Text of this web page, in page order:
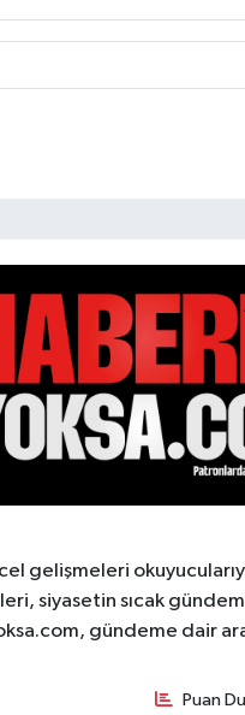
gelişmeleri
siyasetin sıcak
gündeme dair
Puan